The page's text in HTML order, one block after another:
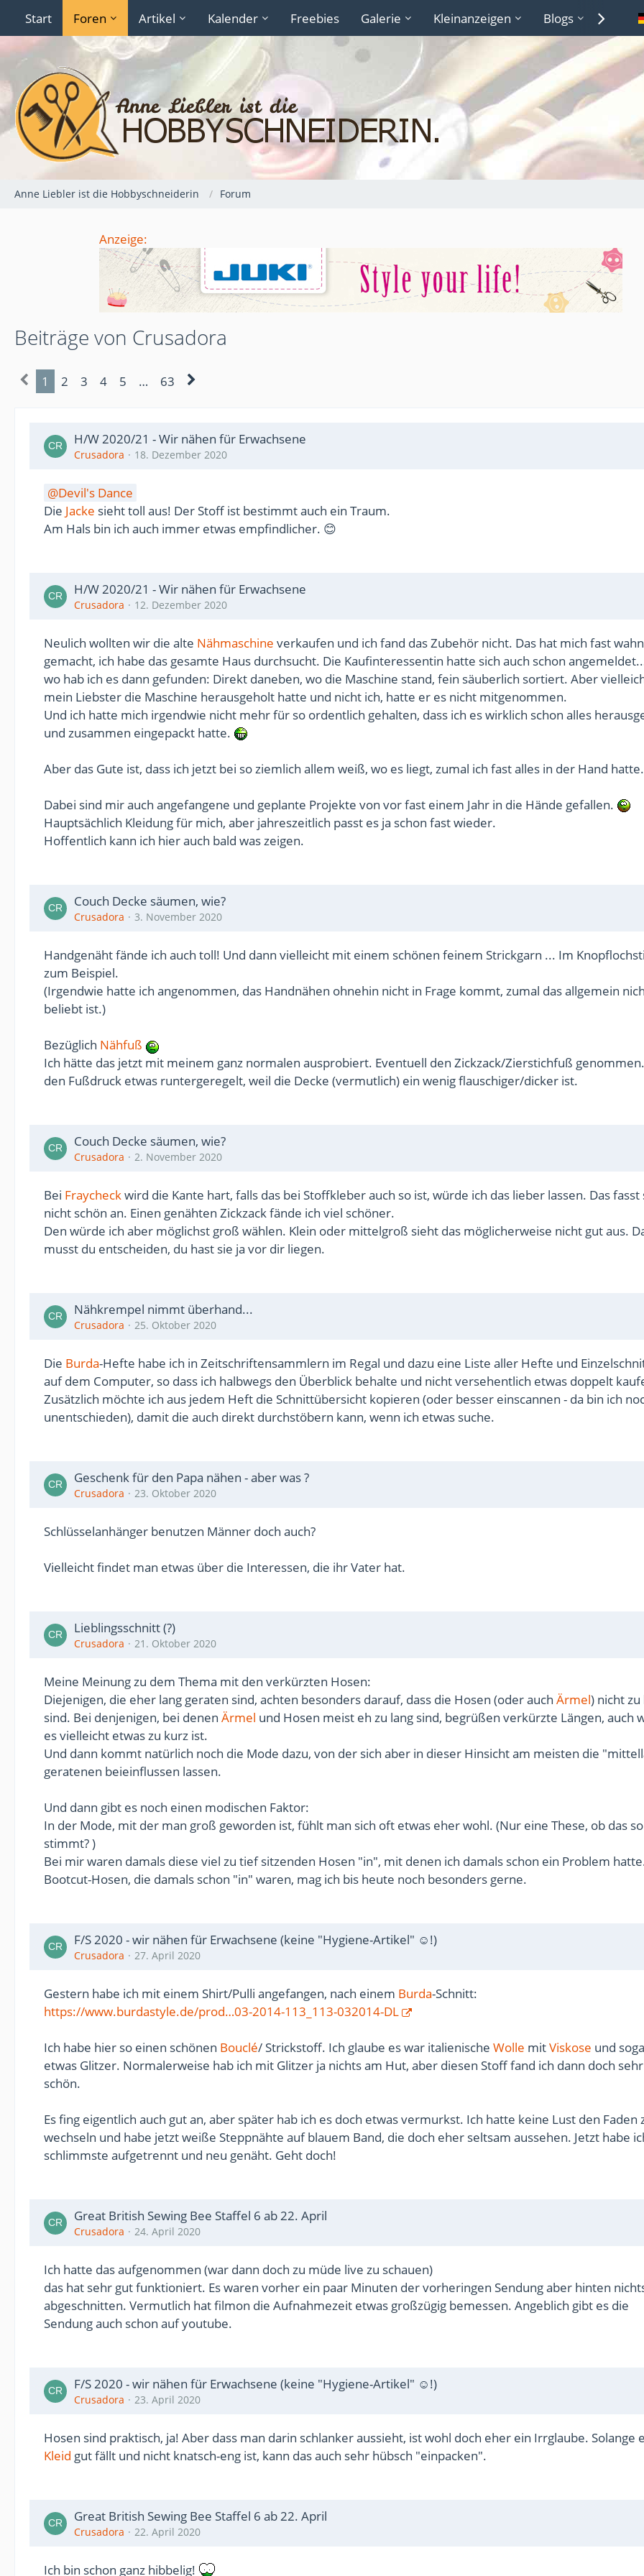
Start Foren Artikel Kalender Freebies Galerie Kleinanzeigen Blogs
Anne Liebler ist die Hobbyschneiderin Forum
Anzeige:
Beiträge von Crusadora
1 2 3 4 5 … 63
H/W 2020/21 - Wir nähen für Erwachsene
Crusadora 18. Dezember 2020
Devil's Dance
Die Jacke sieht toll aus! Der Stoff ist bestimmt auch ein Traum.
Am Hals bin ich auch immer etwas empfindlicher. 😊
H/W 2020/21 - Wir nähen für Erwachsene
Crusadora 12. Dezember 2020
Neulich wollten wir die alte Nähmaschine verkaufen und ich fand das Zubehör nicht. Das hat mich fast
gemacht, ich habe das gesamte Haus durchsucht. Die Kaufinteressentin hatte sich auch schon
wo hab ich es dann gefunden: Direkt daneben, wo die Maschine stand, fein säuberlich sortiert. Aber
mein Liebster die Maschine herausgeholt hatte und nicht ich, hatte er es nicht mitgenommen.
Und ich hatte mich irgendwie nicht mehr für so ordentlich gehalten, dass ich es wirklich schon alles
und zusammen eingepackt hatte.
Aber das Gute ist, dass ich jetzt bei so ziemlich allem weiß, wo es liegt, zumal ich fast alles in der Hand hatte.
Dabei sind mir auch angefangene und geplante Projekte von vor fast einem Jahr in die Hände gefallen.
Hauptsächlich Kleidung für mich, aber jahreszeitlich passt es ja schon fast wieder.
Hoffentlich kann ich hier auch bald was zeigen.
Couch Decke säumen, wie?
Crusadora 3. November 2020
Handgenäht fände ich auch toll! Und dann vielleicht mit einem schönen feinem Strickgarn ... Im
zum Beispiel.
(Irgendwie hatte ich angenommen, das Handnähen ohnehin nicht in Frage kommt, zumal das allgemein
beliebt ist.)
Bezüglich Nähfuß
Ich hätte das jetzt mit meinem ganz normalen ausprobiert. Eventuell den Zickzack/Zierstichfuß
den Fußdruck etwas runtergeregelt, weil die Decke (vermutlich) ein wenig flauschiger/dicker ist.
Couch Decke säumen, wie?
Crusadora 2. November 2020
Bei Fraycheckwird die Kante hart, falls das bei Stoffkleber auch so ist, würde ich das lieber lassen. Das fasst
nicht schön an. Einen genähten Zickzack fände ich viel schöner.
Den würde ich aber möglichst groß wählen. Klein oder mittelgroß sieht das möglicherweise nicht gut aus.
musst du entscheiden, du hast sie ja vor dir liegen.
Nähkrempel nimmt überhand...
Crusadora 25. Oktober 2020
Die Burda-Hefte habe ich in Zeitschriftensammlern im Regal und dazu eine Liste aller Hefte und
auf dem Computer, so dass ich halbwegs den Überblick behalte und nicht versehentlich etwas doppelt
Zusätzlich möchte ich aus jedem Heft die Schnittübersicht kopieren (oder besser einscannen - da bin ich
unentschieden), damit die auch direkt durchstöbern kann, wenn ich etwas suche.
Geschenk für den Papa nähen - aber was ?
Crusadora 23. Oktober 2020
Schlüsselanhänger benutzen Männer doch auch?
Vielleicht findet man etwas über die Interessen, die ihr Vater hat.
Lieblingsschnitt (?)
Crusadora 21. Oktober 2020
Meine Meinung zu dem Thema mit den verkürzten Hosen:
Diejenigen, die eher lang geraten sind, achten besonders darauf, dass die Hosen (oder auch Ärmel) nicht
sind. Bei denjenigen, bei denen Ärmel und Hosen meist eh zu lang sind, begrüßen verkürzte Längen, auch
es vielleicht etwas zu kurz ist.
Und dann kommt natürlich noch die Mode dazu, von der sich aber in dieser Hinsicht am meisten die
geratenen beieinflussen lassen.
Und dann gibt es noch einen modischen Faktor:
In der Mode, mit der man groß geworden ist, fühlt man sich oft etwas eher wohl. (Nur eine These, ob das so
stimmt? )
Bei mir waren damals diese viel zu tief sitzenden Hosen "in", mit denen ich damals schon ein Problem
Bootcut-Hosen, die damals schon "in" waren, mag ich bis heute noch besonders gerne.
F/S 2020 - wir nähen für Erwachsene (keine "Hygiene-Artikel" ☺!)
Crusadora 27. April 2020
Gestern habe ich mit einem Shirt/Pulli angefangen, nach einem Burda-Schnitt:
https://www.burdastyle.de/prod…03-2014-113_113-032014-DL
Ich habe hier so einen schönen Bouclé/ Strickstoff. Ich glaube es war italienische Wolle mitViskose und
etwas Glitzer. Normalerweise hab ich mit Glitzer ja nichts am Hut, aber diesen Stoff fand ich dann doch sehr
schön.
Es fing eigentlich auch gut an, aber später hab ich es doch etwas vermurkst. Ich hatte keine Lust den Faden
wechseln und habe jetzt weiße Steppnähte auf blauem Band, die doch eher seltsam aussehen. Jetzt habe
schlimmste aufgetrennt und neu genäht. Geht doch!
Great British Sewing Bee Staffel 6 ab 22. April
Crusadora 24. April 2020
Ich hatte das aufgenommen (war dann doch zu müde live zu schauen)
das hat sehr gut funktioniert. Es waren vorher ein paar Minuten der vorheringen Sendung aber hinten
abgeschnitten. Vermutlich hat filmon die Aufnahmezeit etwas großzügig bemessen. Angeblich gibt es die
Sendung auch schon auf youtube.
F/S 2020 - wir nähen für Erwachsene (keine "Hygiene-Artikel" ☺!)
Crusadora 23. April 2020
Hosen sind praktisch, ja! Aber dass man darin schlanker aussieht, ist wohl doch eher ein Irrglaube. Solange
Kleid gut fällt und nicht knatsch-eng ist, kann das auch sehr hübsch "einpacken".
Great British Sewing Bee Staffel 6 ab 22. April
Crusadora 22. April 2020
Ich bin schon ganz hibbelig!